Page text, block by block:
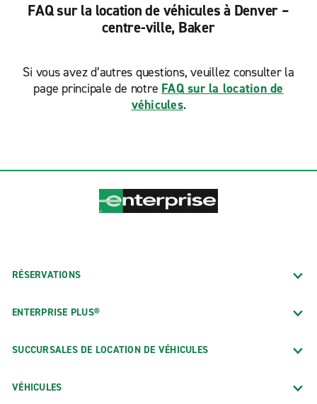
FAQ sur la location de véhicules à Denver –
centre-ville, Baker
Si vous avez d’autres questions, veuillez consulter la
page principale de notre FAQ sur la location de
véhicules.
RÉSERVATIONS
ENTERPRISE PLUS®
SUCCURSALES DE LOCATION DE VÉHICULES
VÉHICULES